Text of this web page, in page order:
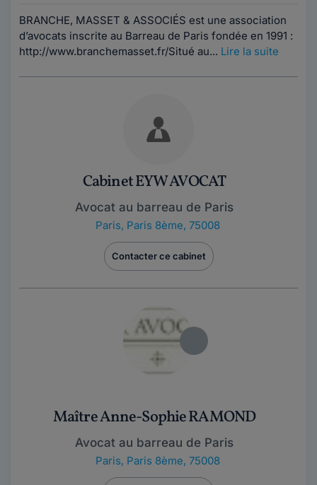
BRANCHE, MASSET & ASSOCIÉS est une association
d’avocats inscrite au Barreau de Paris fondée en 1991 :
http://www.branchemasset.fr/Situé au... Lire la suite
Cabinet EYW AVOCAT
Avocat au barreau de Paris
Paris, Paris 8ème, 75008
Contacter ce cabinet
Maître Anne-Sophie RAMOND
Avocat au barreau de Paris
Paris, Paris 8ème, 75008